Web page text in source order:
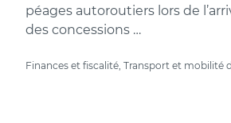
péages autoroutiers lors de
des concessions …
Finances et fiscalité, Transport et mobilité